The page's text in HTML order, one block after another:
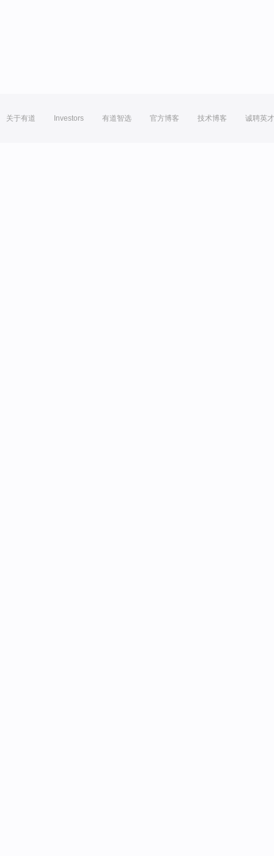
关于有道 Investors 有道智选 官方博客 技术博客 诚聘英才